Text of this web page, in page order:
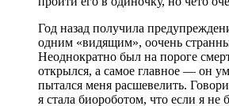
Год назад получила
одним «видящим», оочень
Неоднократно был на пороге
открылся, а самое главное — он
пытался меня расшевелить.
я стала биороботом, что если я не